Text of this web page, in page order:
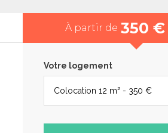
À partir de 350 €
Votre logement